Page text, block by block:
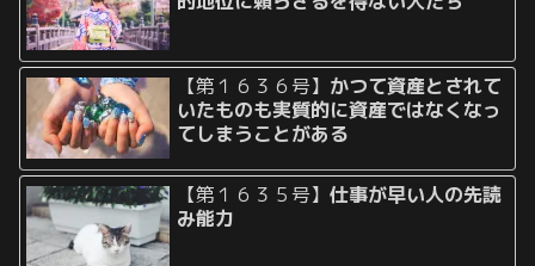
【第１６３６号】 かつて資産とされて
いたものも実質的に資産ではなくなっ
てしまうことがある
【第１６３５号】仕事が早い人の先読
み能力